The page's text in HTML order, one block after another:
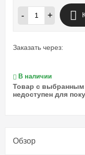
- +
Заказать через:
В наличии
Товар с выбранным
недоступен для
Обзор